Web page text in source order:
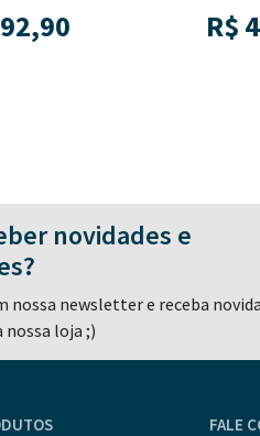
43,90
novidades e
nossa newsletter e receba
nossa loja ;)
FALE